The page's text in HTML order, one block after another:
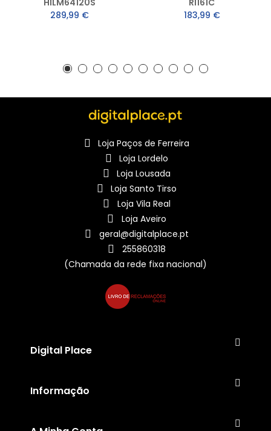
HILM64120S
289,99 €
RI161C
183,99 €
Loja Paços de Ferreira
Loja Lordelo
Loja Lousada
Loja Santo Tirso
Loja Vila Real
Loja Aveiro
geral@digitalplace.pt
255860318
(Chamada da rede fixa nacional)
Digital Place
Informação